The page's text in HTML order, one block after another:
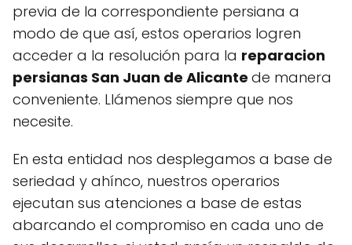
previa de la correspondiente persiana a
modo de que así, estos operarios logren
acceder a la resolución para la reparacion
persianas San Juan de Alicante de manera
conveniente. Llámenos siempre que nos
necesite.
En esta entidad nos desplegamos a base de
seriedad y ahínco, nuestros operarios
ejecutan sus atenciones a base de estas
abarcando el compromiso en cada uno de